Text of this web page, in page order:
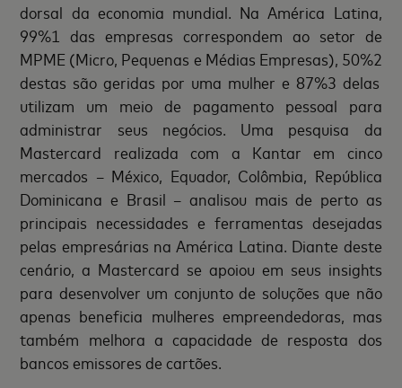
dorsal da economia mundial. Na América Latina,
99%1
das empresas correspondem ao setor de
MPME (Micro, Pequenas e Médias Empresas), 50%2
destas são geridas por uma mulher e 87%3 delas
utilizam um meio de pagamento pessoal para
administrar seus negócios. Uma pesquisa da
Mastercard realizada com a Kantar em cinco
mercados – México, Equador, Colômbia, República
Dominicana e Brasil – analisou mais de perto as
principais necessidades e ferramentas desejadas
pelas empresárias na América Latina. Diante deste
cenário, a Mastercard se apoiou em seus insights
para desenvolver um conjunto de soluções que não
apenas beneficia mulheres empreendedoras, mas
também melhora a capacidade de resposta dos
bancos emissores de cartões.